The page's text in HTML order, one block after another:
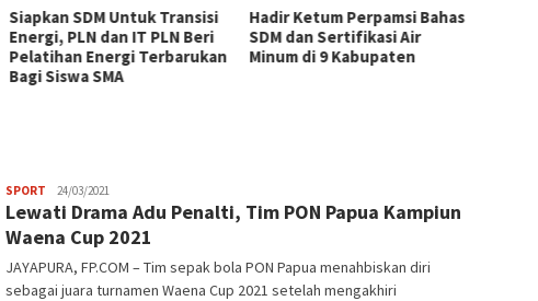
Siapkan SDM Untuk Transisi
Energi, PLN dan IT PLN Beri
Pelatihan Energi Terbarukan
Bagi Siswa SMA
Hadir Ketum Perpamsi Bahas
SDM dan Sertifikasi Air
Minum di 9 Kabupaten
SPORT JPatading
24/03/2021
Lewati Drama Adu Penalti, Tim PON Papua Kampiun
Waena Cup 2021
JAYAPURA, FP.COM – Tim sepak bola PON Papua menahbiskan diri
sebagai juara turnamen Waena Cup 2021 setelah mengakhiri